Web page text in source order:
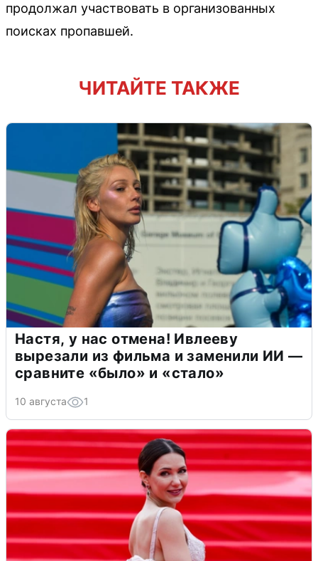
продолжал участвовать в организованных
поисках пропавшей.
ЧИТАЙТЕ ТАКЖЕ
Настя, у нас отмена! Ивлееву
вырезали из фильма и заменили ИИ —
сравните «было» и «стало»
10 августа 1